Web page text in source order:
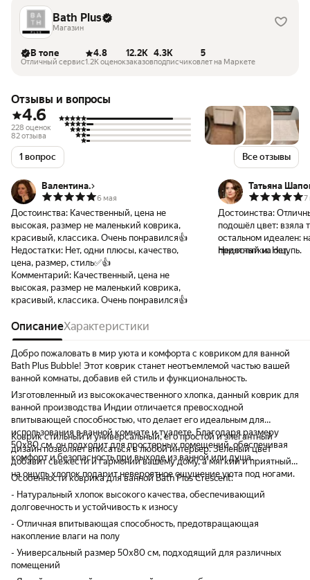
Bath Plus
Магазин
В топе
Отличный сервис
4.8
1.2K оценок
12.2K
заказов
4.3K
подписчиков
5
лет на Маркете
Отзывы и вопросы
4.6
228 оценок
82 отзыва
1 вопрос Все отзывы
Валентина.
6 мая
Достоинства: Качественный, цена не
высокая, размер не маленький коврика,
красивый, классика. Очень понравился👍
Недостатки: Нет, одни плюсы, качество,
цена, размер, стиль✅👍
Комментарий: Качественный, цена не
высокая, размер не маленький коврика,
красивый, классика. Очень понравился👍
Татьяна
7
Достоинства: Отличный.
подошёл цвет: взяла
остальном идеален:
приятный на ощупь.
Недостатки: Нет.
ОписаниеХарактеристики
Добро пожаловать в мир уюта и комфорта с ковриком для ванной
Bath Plus Bubble! Этот коврик станет неотъемлемой частью вашей
ванной комнаты, добавив ей стиль и функциональность.
Изготовленный из высококачественного хлопка, данный коврик для
ванной производства Индии отличается превосходной
впитывающей способностью, что делает его идеальным для
использования в ванной комнате и туалете. Благодаря размеру
50х80 см, он подходит для просторных помещений, обеспечивая
комфорт и безопасность при выходе из ванной или душа.
Коврик стильный и универсальный, его простой и элегантный
дизайн позволяет вписаться в любой интерьер. Зеленый цвет
добавит свежести и гармонии вашему дому, а мягкий и приятный
на ощупь хлопок подарит невероятное ощущение уюта под ногами.
Особенности коврика для ванной Bath Plus Crescent:
- Натуральный хлопок высокого качества, обеспечивающий
долговечность и устойчивость к износу
- Отличная впитывающая способность, предотвращающая
накопление влаги на полу
- Универсальный размер 50х80 см, подходящий для различных
помещений